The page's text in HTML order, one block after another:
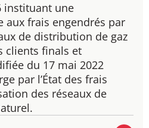
instituant une
frais engendrés par
de distribution de gaz
clients finals et
du 17 mai 2022
par l’État des frais
des réseaux de